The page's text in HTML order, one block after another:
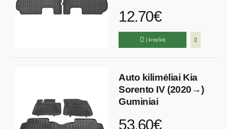
12.70€
Į krepšelį
Auto kilimėliai Kia
Sorento IV (2020→)
Guminiai
53.60€